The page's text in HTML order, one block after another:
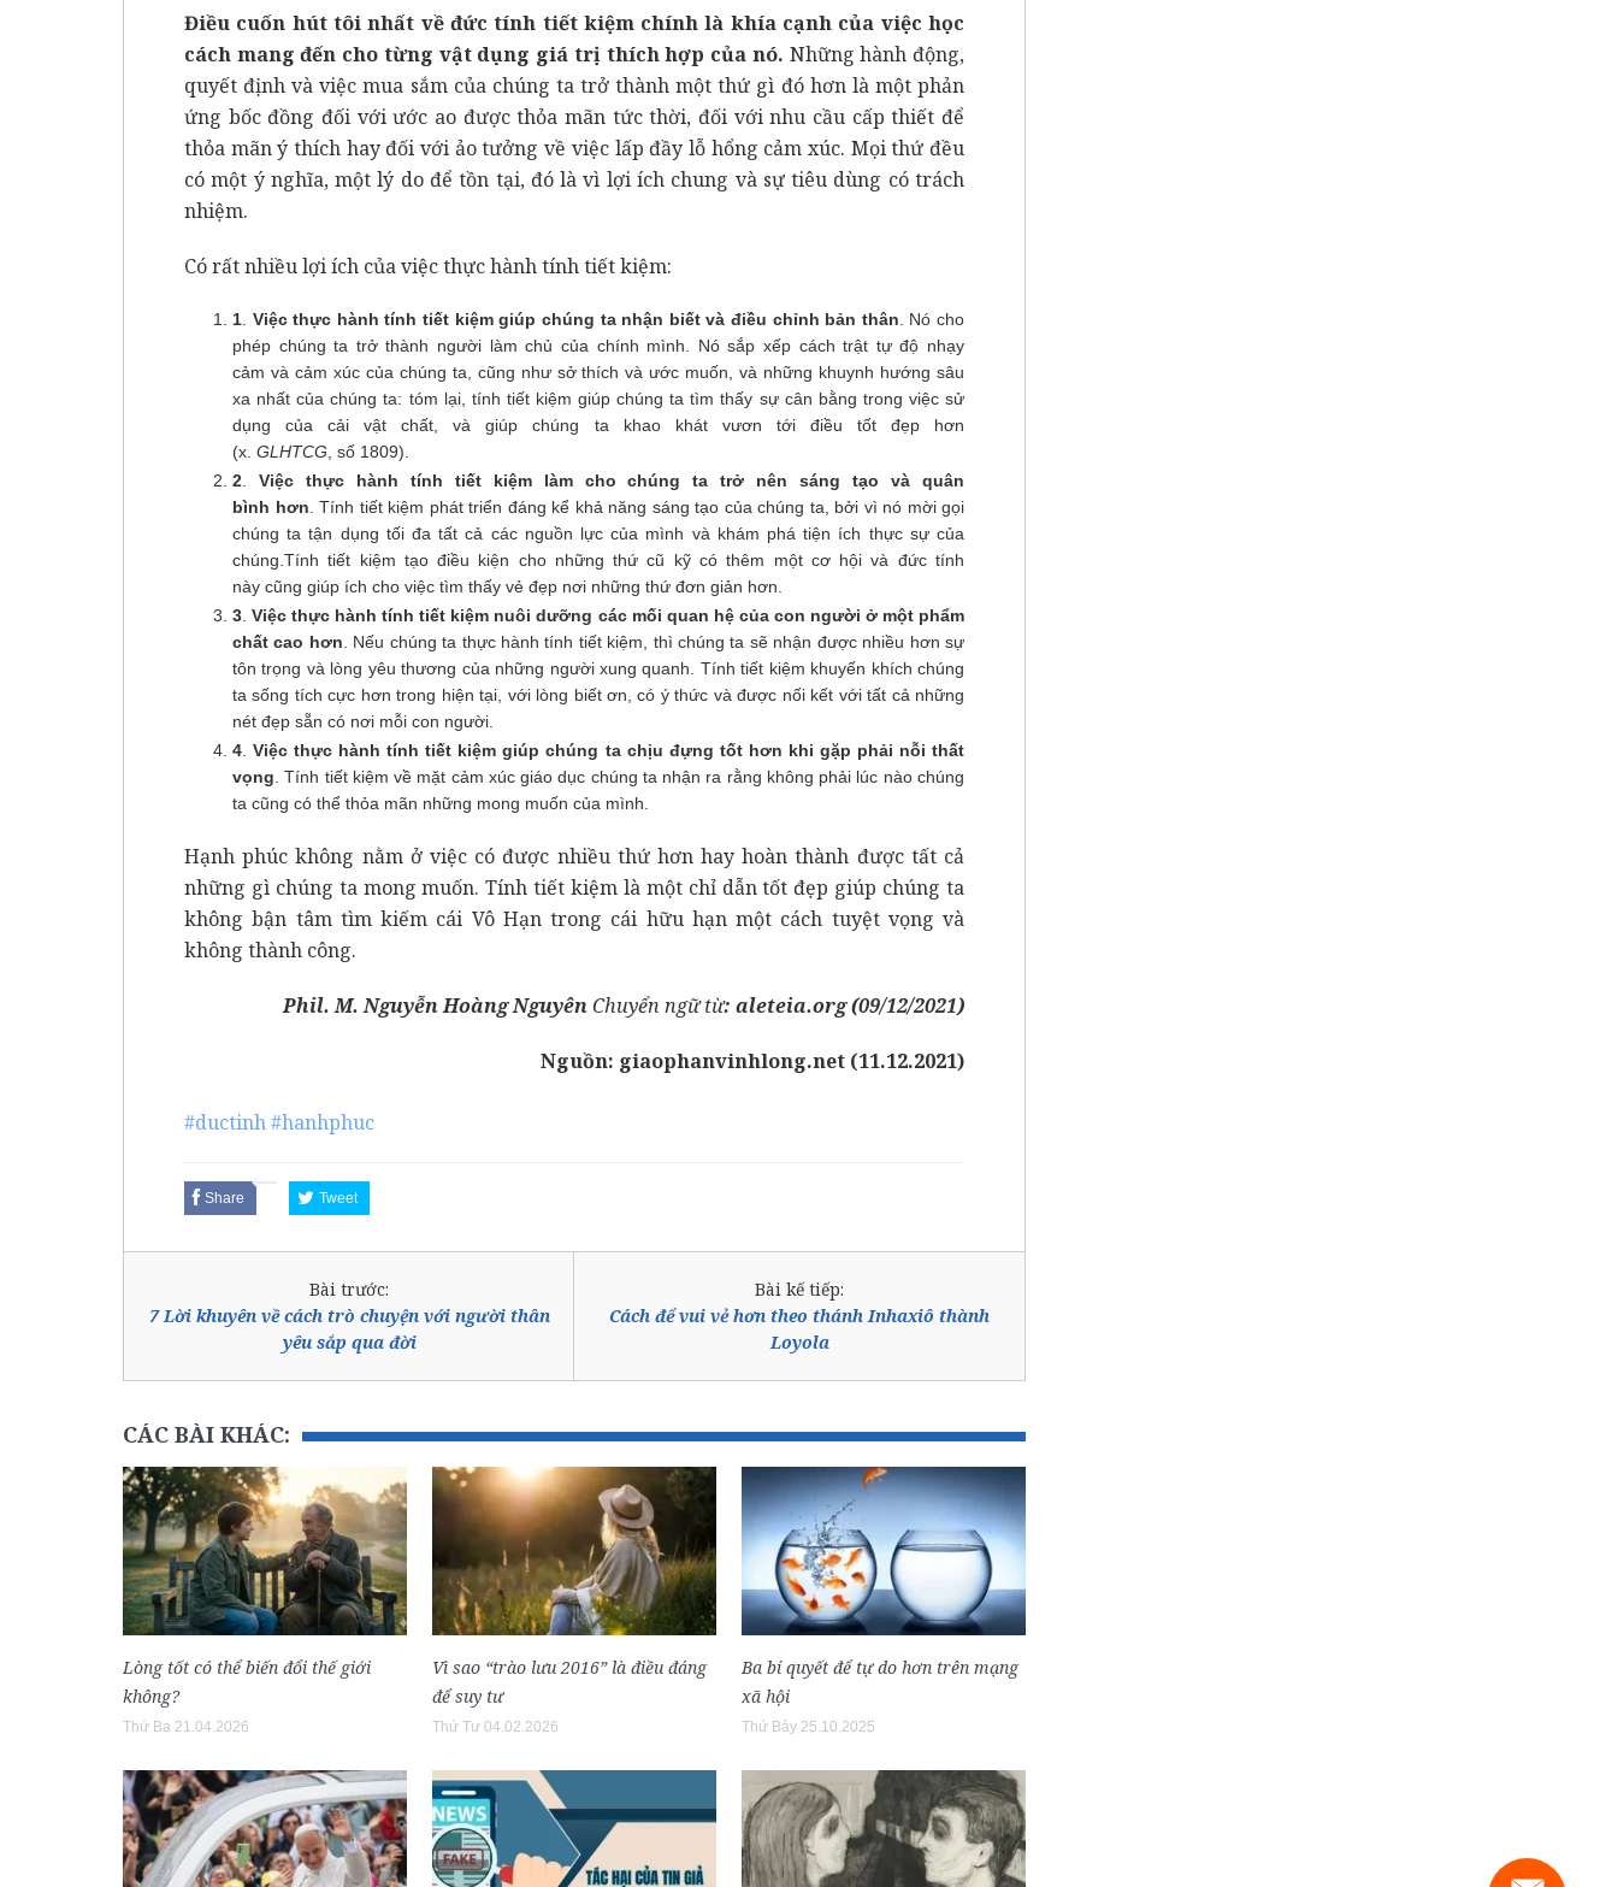
Điều cuốn hút tôi nhất về đức tính tiết kiệm chính là khía cạnh của việc học
cách mang đến cho từng vật dụng giá trị thích hợp của nó. Những hành động,
quyết định và việc mua sắm của chúng ta trở thành một thứ gì đó hơn là một phản
ứng bốc đồng đối với ước ao được thỏa mãn tức thời, đối với nhu cầu cấp thiết để
thỏa mãn ý thích hay đối với ảo tưởng về việc lấp đầy lỗ hổng cảm xúc. Mọi thứ đều
có một ý nghĩa, một lý do để tồn tại, đó là vì lợi ích chung và sự tiêu dùng có trách
nhiệm.
Có rất nhiều lợi ích của việc thực hành tính tiết kiệm:
1 Việc thực hành tính tiết kiệm giúp chúng ta nhận biết và điều chỉnh bản thân . Nó cho
phép chúng ta trở thành người làm chủ của chính mình. Nó sắp xếp cách trật tự độ nhạy
cảm và cảm xúc của chúng ta, cũng như sở thích và ước muốn, và những khuynh hướng sâu
xa nhất của chúng ta: tóm lại, tính tiết kiệm giúp chúng ta tìm thấy sự cân bằng trong việc sử
dụng của cải vật chất, và giúp chúng ta khao khát vươn tới điều tốt đẹp hơn
(x. GLHTCG , số 1809).
2
Việc thực hành tính tiết kiệm làm cho chúng ta trở nên sáng tạo và quân
bình hơn . Tính tiết kiệm phát triển đáng kể khả năng sáng tạo của chúng ta, bởi vì nó mời gọi
chúng ta tận dụng tối đa tất cả các nguồn lực của mình và khám phá tiện ích thực sự của
chúng.Tính tiết kiệm tạo điều kiện cho những thứ cũ kỹ có thêm một cơ hội và đức tính
này cũng giúp ích cho việc tìm thấy vẻ đẹp nơi những thứ đơn giản hơn.
3 .Việc thực hành tính tiết kiệm nuôi dưỡng các mối quan hệ của con người ở một phẩm
chất cao hơn . Nếu chúng ta thực hành tính tiết kiệm, thì chúng ta sẽ nhận được nhiều hơn sự
tôn trọng và lòng yêu thương của những người xung quanh. Tính tiết kiệm khuyến khích chúng
ta sống tích cực hơn trong hiện tại, với lòng biết ơn, có ý thức và được nối kết với tất cả những
nét đẹp sẵn có nơi mỗi con người.
4 .Việc thực hành tính tiết kiệm giúp chúng ta chịu đựng tốt hơn khi gặp phải nỗi thất
vọng . Tính tiết kiệm về mặt cảm xúc giáo dục chúng ta nhận ra rằng không phải lúc nào chúng
ta cũng có thể thỏa mãn những mong muốn của mình.
Hạnh phúc không nằm ở việc có được nhiều thứ hơn hay hoàn thành được tất cả
những gì chúng ta mong muốn. Tính tiết kiệm là một chỉ dẫn tốt đẹp giúp chúng ta
không bận tâm tìm kiếm cái Vô Hạn trong cái hữu hạn một cách tuyệt vọng và
không thành công.
Phil. M. Nguyễn Hoàng NguyênChuyển ngữ từ: aleteia.org (09/12/2021)
Nguồn: giaophanvinhlong.net (11.12.2021)
#ductinh#hanhphuc
Share Tweet
Bài trước:
7 Lời khuyên về cách trò chuyện với người thân
yêu sắp qua đời
Bài kế tiếp:
Cách để vui vẻ hơn theo thánh Inhaxiô thành
Loyola
CÁC BÀI KHÁC:
Lòng tốt có thể biến đổi thế giới
không?
Thứ Ba 21.04.2026
Vì sao “trào lưu 2016” là điều đáng
để suy tư
Thứ Tư 04.02.2026
Ba bí quyết để tự do hơn trên mạng
xã hội
Thứ Bảy 25.10.2025